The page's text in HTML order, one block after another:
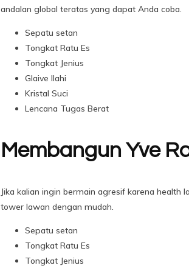
andalan global teratas yang dapat Anda coba.
Sepatu setan
Tongkat Ratu Es
Tongkat Jenius
Glaive Ilahi
Kristal Suci
Lencana Tugas Berat
Membangun Yve
Jika kalian ingin bermain agresif karena
tower lawan dengan mudah.
Sepatu setan
Tongkat Ratu Es
Tongkat Jenius